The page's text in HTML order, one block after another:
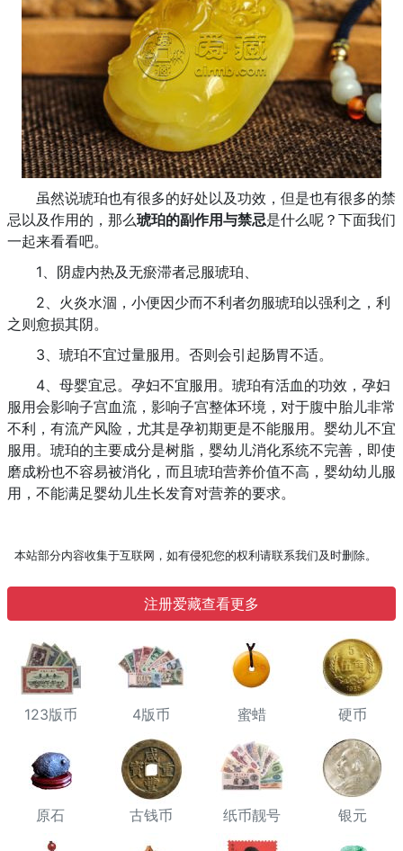
虽然说琥珀也有很多的好处以及功效，但是也有很多的禁
忌以及作用的，那么琥珀的副作用与禁忌是什么呢？下面我们
一起来看看吧。
1、阴虚内热及无瘀滞者忌服琥珀、
2、火炎水涸，小便因少而不利者勿服琥珀以强利之，利
之则愈损其阴。
3、琥珀不宜过量服用。否则会引起肠胃不适。
4、母婴宜忌。孕妇不宜服用。琥珀有活血的功效，孕妇
服用会影响子宫血流，影响子宫整体环境，对于腹中胎儿非常
不利，有流产风险，尤其是孕初期更是不能服用。婴幼儿不宜
服用。琥珀的主要成分是树脂，婴幼儿消化系统不完善，即使
磨成粉也不容易被消化，而且琥珀营养价值不高，婴幼幼儿服
用，不能满足婴幼儿生长发育对营养的要求。
本站部分内容收集于互联网，如有侵犯您的权利请联系我们及时删除。
注册爱藏查看更多
123版币 4版币 蜜蜡 硬币
原石 古钱币 纸币靓号 银元